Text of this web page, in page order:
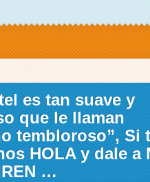
es tan suave y
que le llaman
tembloroso”, Si
HOLA y dale a
…